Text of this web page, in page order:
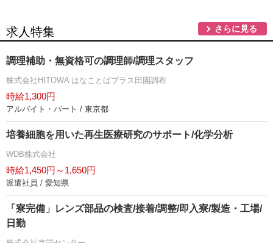
求人特集 さらに見る
調理補助・無資格可の調理師/調理スタッフ
株式会社HITOWA はなことばプラス田園調布
時給1,300円
アルバイト・パート / 東京都
培養細胞を用いた再生医療研究のサポート/化学分析
WDB株式会社
時給1,450円～1,650円
派遣社員 / 愛知県
「寮完備」レンズ部品の検査/接着/調整/即入寮/製造・工場/
日勤